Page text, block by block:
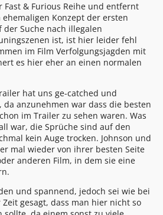
Fast & Furious Reihe und entfernt
Konzept der ersten
der Suche nach illegalen
ist, ist hier leider fehl
im Film Verfolgungsjagden mit
es hier eher an einen normalen
hat uns ge-catched und
anzunehmen war dass die besten
im Trailer zu sehen waren. Was
war, die Sprüche sind auf den
kein Auge trocken. Johnson und
mal wieder von ihrer besten Seite
anderen Film, in dem sie eine
und spannend, jedoch sei wie bei
gesagt, dass man hier nicht so